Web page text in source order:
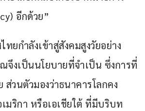
อีกด้วย”
ยกำลังเข้าสู่สังคมสูงวัยอย่าง
จึงเป็นนโยบายที่จำเป็น ซึ่งการที่
วนตัวมองว่าธนาคารโลกคง
ริกา หรือเอเชียใต้ ที่มีบริบท